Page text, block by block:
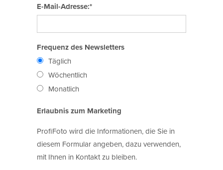
E-Mail-Adresse:*
Frequenz des Newsletters
Täglich
Wöchentlich
Monatlich
Erlaubnis zum Marketing
ProfiFoto wird die Informationen, die Sie in
diesem Formular angeben, dazu verwenden,
mit Ihnen in Kontakt zu bleiben.